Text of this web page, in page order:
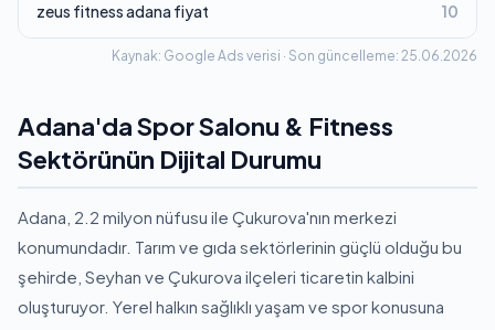
zeus fitness adana fiyat 10
Kaynak: Google Ads verisi · Son güncelleme: 25.06.2026
Adana'da Spor Salonu & Fitness
Sektörünün Dijital Durumu
Adana, 2.2 milyon nüfusu ile Çukurova'nın merkezi
konumundadır. Tarım ve gıda sektörlerinin güçlü olduğu bu
şehirde, Seyhan ve Çukurova ilçeleri ticaretin kalbini
oluşturuyor. Yerel halkın sağlıklı yaşam ve spor konusuna